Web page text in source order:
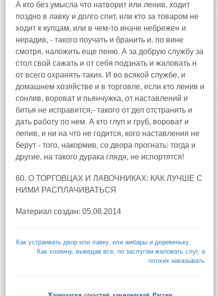
А кто без умысла что натворит или ленив, ходит
поздно в лавку и долго спит, или кто за товаром не
ходит к купцам, или в чем-то иначе небрежен и
нерадив, - такого поучать и бранить и. по вине
смотря, наложить еще пеню. А за добрую службу за
стол свой сажать и от себя подзнать и жаловать н
от всего охранять таких. И во всякой службе, и
домашнем хозяйстве и в торговле, если кто ленив и
сонлив, вороват и пьянчужка, от наставлений и
битья не исправится,- такого от дел отстранить и
дать работу по нем. А кто глуп и груб, вороват и
лепив, и ни на что не годится, кого наставления не
берут - того, накормив, со двора прогнать: тогда и
другие, на такого дурака глядя, не испортятся!
60. О ТОРГОВЦАХ И ЛАВОЧНИКАХ: КАК ЛУЧШЕ С
НИМИ РАСПЛАЧИВАТЬСЯ
Материал создан: 05.08.2014
Как устраивать двор или лавку, или амбары и деревеньку
Как хозяину, выведав все, по заслугам жаловать слуг, а
плохих наказывать